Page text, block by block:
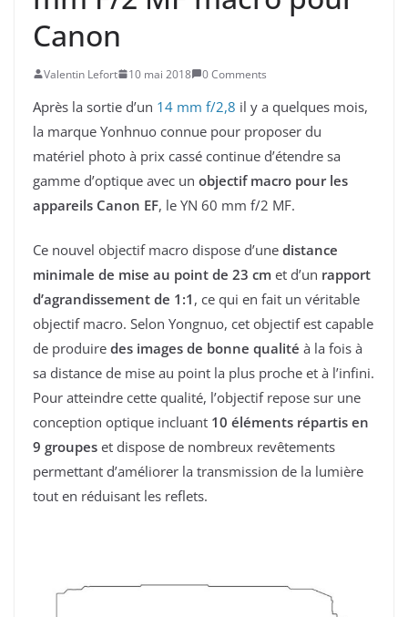
Canon
Valentin Lefort 10 mai 2018 0 Comments
Après la sortie d’un 14 mm f/2,8 il y a quelques mois,
la marque Yonhnuo connue pour proposer du
matériel photo à prix cassé continue d’étendre sa
gamme d’optique avec un objectif macro pour les
appareils Canon EF, le YN 60 mm f/2 MF.
Ce nouvel objectif macro dispose d’une distance
minimale de mise au point de 23 cm et d’un rapport
d’agrandissement de 1:1 , ce qui en fait un véritable
objectif macro. Selon Yongnuo, cet objectif est capable
de produire des images de bonne qualité à la fois à
sa distance de mise au point la plus proche et à l’infini.
Pour atteindre cette qualité, l’objectif repose sur une
conception optique incluant 10 éléments répartis en
9 groupes et dispose de nombreux revêtements
permettant d’améliorer la transmission de la lumière
tout en réduisant les reflets.